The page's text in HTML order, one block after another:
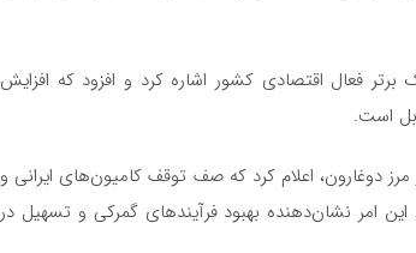
فعال اقتصادی کشور اشاره کرد و افزود که افزایش
است.
دوغارون، اعلام کرد که صف توقف کامیون‌های ایرانی و
امر نشان‌دهنده بهبود فرآیندهای گمرکی و تسهیل در